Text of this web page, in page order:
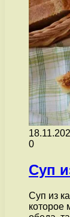
0
Суп
Суп из
которое